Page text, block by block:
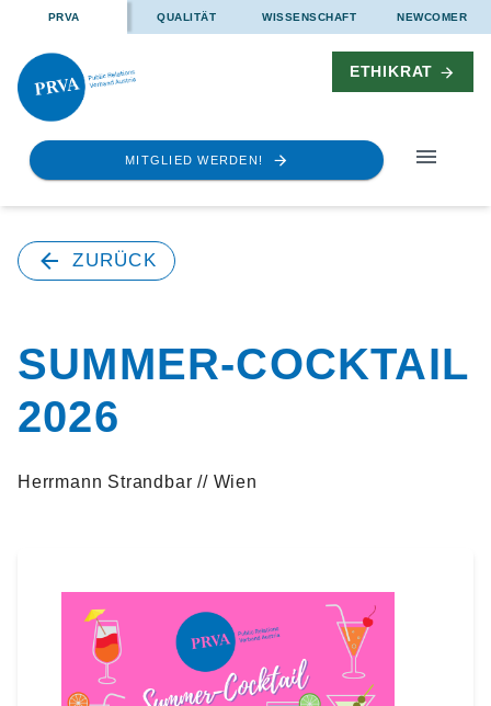
PRVA QUALITÄT WISSENSCHAFT NEWCOMER
ETHIKRAT
MITGLIED WERDEN!
ZURÜCK
SUMMER-COCKTAIL
2026
Herrmann Strandbar // Wien